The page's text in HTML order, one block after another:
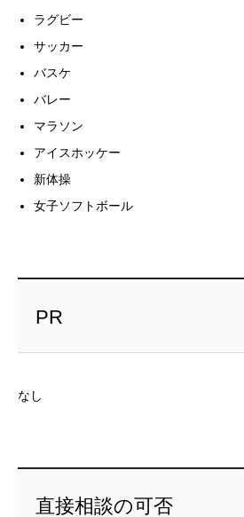
ラグビー
サッカー
バスケ
バレー
マラソン
アイスホッケー
新体操
女子ソフトボール
PR
なし
直接相談の可否